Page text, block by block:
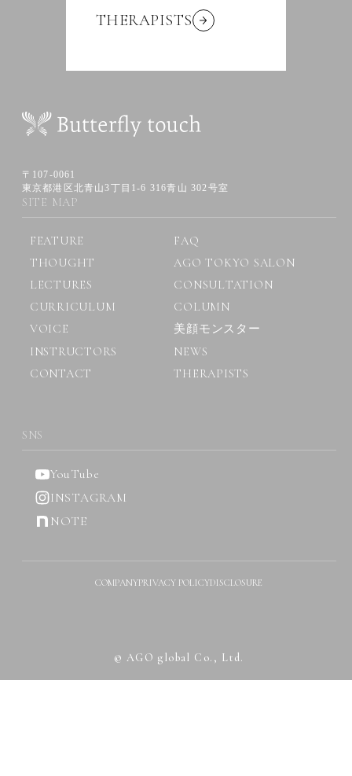
THERAPISTS
〒107-0061
東京都港区北青山3丁目1-6 316青山 302号室
SITE MAP
FEATURE
FAQ
THOUGHT
AGO TOKYO SALON
LECTURES
CONSULTATION
CURRICULUM
COLUMN
VOICE
美顔モンスター
INSTRUCTORS
NEWS
CONTACT
THERAPISTS
SNS
YouTube
INSTAGRAM
NOTE
COMPANYPRIVACY POLICYDISCLOSURE
© AGO global Co., Ltd.